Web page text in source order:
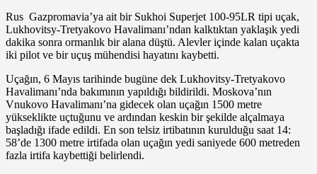
Rus Gazpromavia’ya ait bir Sukhoi Superjet 100-95LR tipi uçak,
Lukhovitsy-Tretyakovo Havalimanı’ndan kalktıktan yaklaşık yedi
dakika sonra ormanlık bir alana düştü. Alevler içinde kalan uçakta
iki pilot ve bir uçuş mühendisi hayatını kaybetti.
Uçağın, 6 Mayıs tarihinde bugüne dek Lukhovitsy-Tretyakovo
Havalimanı’nda bakımının yapıldığı bildirildi. Moskova’nın
Vnukovo Havalimanı’na gidecek olan uçağın 1500 metre
yükseklikte uçtuğunu ve ardından keskin bir şekilde alçalmaya
başladığı ifade edildi. En son telsiz irtibatının kurulduğu saat 14:
58’de 1300 metre irtifada olan uçağın yedi saniyede 600 metreden
fazla irtifa kaybettiği belirlendi.